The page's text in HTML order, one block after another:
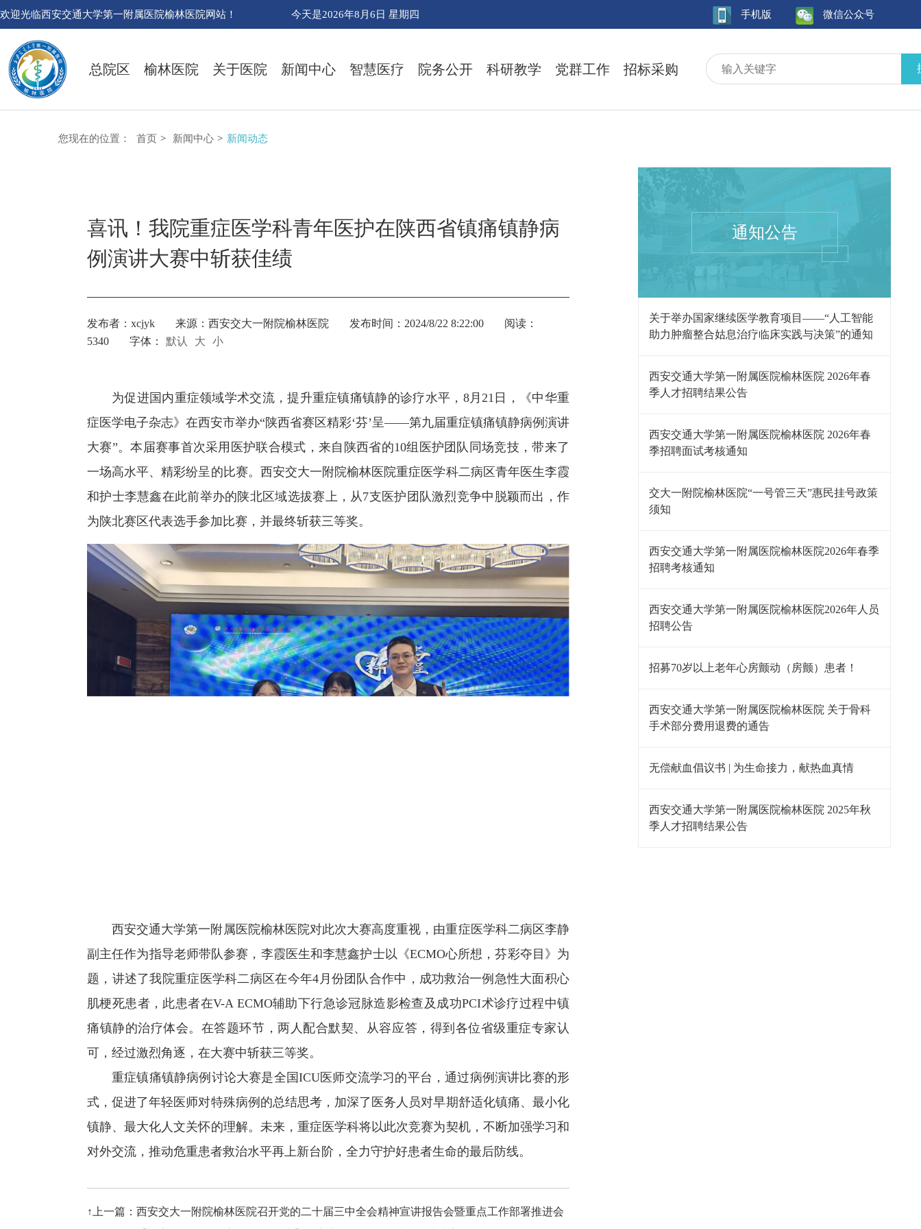
欢迎光临西安交通大学第一附属医院榆林医院网站！ 今天是2026年8月6日 星期四 手机版 微信公众号
总院区 榆林医院 关于医院 新闻中心 智慧医疗 院务公开 科研教学 党群工作 招标采购
您现在的位置： 首页 > 新闻中心 > 新闻动态
喜讯！我院重症医学科青年医护在陕西省镇痛镇静病
例演讲大赛中斩获佳绩
发布者：xcjyk 来源：西安交大一附院榆林医院 发布时间：2024/8/22 8:22:00
阅读：
5340
字体： 默认 大 小
为促进国内重症领域学术交流，提升重症镇痛镇静的诊疗水平，8月21日，《中华重
症医学电子杂志》在西安市举办“陕西省赛区精彩‘芬’呈——第九届重症镇痛镇静病例演讲
大赛”。本届赛事首次采用医护联合模式，来自陕西省的10组医护团队同场竞技，带来了
一场高水平、精彩纷呈的比赛。西安交大一附院榆林医院重症医学科二病区青年医生李霞
和护士李慧鑫在此前举办的陕北区域选拔赛上，从7支医护团队激烈竞争中脱颖而出，作
为陕北赛区代表选手参加比赛，并最终斩获三等奖。
西安交通大学第一附属医院榆林医院对此次大赛高度重视，由重症医学科二病区李静
副主任作为指导老师带队参赛，李霞医生和李慧鑫护士以《ECMO心所想，芬彩夺目》为
题，讲述了我院重症医学科二病区在今年4月份团队合作中，成功救治一例急性大面积心
肌梗死患者，此患者在V-A ECMO辅助下行急诊冠脉造影检查及成功PCI术诊疗过程中镇
痛镇静的治疗体会。在答题环节，两人配合默契、从容应答，得到各位省级重症专家认
可，经过激烈角逐，在大赛中斩获三等奖。
重症镇痛镇静病例讨论大赛是全国ICU医师交流学习的平台，通过病例演讲比赛的形
式，促进了年轻医师对特殊病例的总结思考，加深了医务人员对早期舒适化镇痛、最小化
镇静、最大化人文关怀的理解。未来，重症医学科将以此次竞赛为契机，不断加强学习和
对外交流，推动危重患者救治水平再上新台阶，全力守护好患者生命的最后防线。
↑上一篇：西安交大一附院榆林医院召开党的二十届三中全会精神宣讲报告会暨重点工作部署推进会
通知公告
关于举办国家继续医学教育项目——“人工智能
助力肿瘤整合姑息治疗临床实践与决策”的通知
西安交通大学第一附属医院榆林医院 2026年春
季人才招聘结果公告
西安交通大学第一附属医院榆林医院 2026年春
季招聘面试考核通知
交大一附院榆林医院“一号管三天”惠民挂号政策
须知
西安交通大学第一附属医院榆林医院2026年春季
招聘考核通知
西安交通大学第一附属医院榆林医院2026年人员
招聘公告
招募70岁以上老年心房颤动（房颤）患者！
西安交通大学第一附属医院榆林医院 关于骨科
手术部分费用退费的通告
无偿献血倡议书 | 为生命接力，献热血真情
西安交通大学第一附属医院榆林医院 2025年秋
季人才招聘结果公告